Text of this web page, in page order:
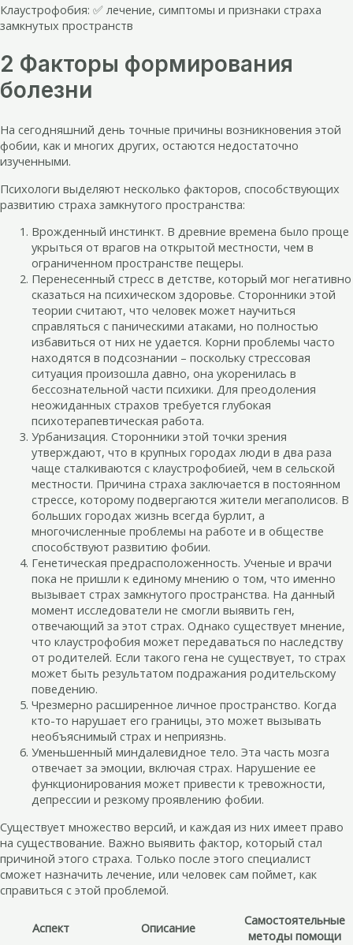
Клаустрофобия: ✅ лечение, симптомы и признаки страха
замкнутых пространств
2 Факторы формирования
болезни
На сегодняшний день точные причины возникновения этой
фобии, как и многих других, остаются недостаточно
изученными.
Психологи выделяют несколько факторов, способствующих
развитию страха замкнутого пространства:
Врожденный инстинкт. В древние времена было проще
укрыться от врагов на открытой местности, чем в
ограниченном пространстве пещеры.
Перенесенный стресс в детстве, который мог негативно
сказаться на психическом здоровье. Сторонники этой
теории считают, что человек может научиться
справляться с паническими атаками, но полностью
избавиться от них не удается. Корни проблемы часто
находятся в подсознании – поскольку стрессовая
ситуация произошла давно, она укоренилась в
бессознательной части психики. Для преодоления
неожиданных страхов требуется глубокая
психотерапевтическая работа.
Урбанизация. Сторонники этой точки зрения
утверждают, что в крупных городах люди в два раза
чаще сталкиваются с клаустрофобией, чем в сельской
местности. Причина страха заключается в постоянном
стрессе, которому подвергаются жители мегаполисов. В
больших городах жизнь всегда бурлит, а
многочисленные проблемы на работе и в обществе
способствуют развитию фобии.
Генетическая предрасположенность. Ученые и врачи
пока не пришли к единому мнению о том, что именно
вызывает страх замкнутого пространства. На данный
момент исследователи не смогли выявить ген,
отвечающий за этот страх. Однако существует мнение,
что клаустрофобия может передаваться по наследству
от родителей. Если такого гена не существует, то страх
может быть результатом подражания родительскому
поведению.
Чрезмерно расширенное личное пространство. Когда
кто-то нарушает его границы, это может вызывать
необъяснимый страх и неприязнь.
Уменьшенный миндалевидное тело. Эта часть мозга
отвечает за эмоции, включая страх. Нарушение ее
функционирования может привести к тревожности,
депрессии и резкому проявлению фобии.
Существует множество версий, и каждая из них имеет право
на существование. Важно выявить фактор, который стал
причиной этого страха. Только после этого специалист
сможет назначить лечение, или человек сам поймет, как
справиться с этой проблемой.
Аспект Описание
Самостоятельные
методы помощи